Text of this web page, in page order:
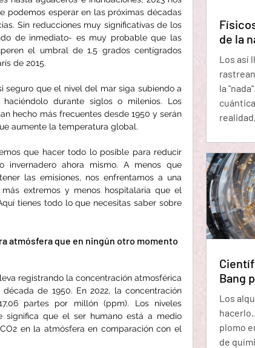
podemos esperar en las próximas décadas
Sin reducciones muy significativas de los
de inmediato- es muy probable que las
el umbral de 1,5 grados centígrados
de 2015.
seguro que el nivel del mar siga subiendo a
durante siglos o milenios. Los
hecho más frecuentes desde 1950 y serán
aumente la temperatura global.
que hacer todo lo posible para reducir
invernadero ahora mismo. A menos que
las emisiones, nos enfrentamos a una
extremos y menos hospitalaria que el
tienes todo lo que necesitas saber sobre
atmósfera que en ningún otro momento
registrando la concentración atmosférica
de 1950. En 2022, la concentración
partes por millón (ppm). Los niveles
significa que el ser humano está a medio
en la atmósfera en comparación con el
de la
Los así
la
surgen
dura la
Bang
Los
plomo
de química